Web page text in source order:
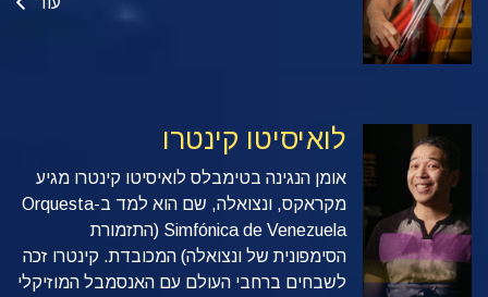
לואיסיטו קינטרו
אומן הנגינה בטימבלס לואיסיטו קינטרו מגיע
מקראקס, ונצואלה, שם הוא למד ב-Orquesta
Simfónica de Venezuela (התזמורת
הסימפונית של ונצואלה) המכובדת. קינטרו זכה
לשבחים ברחבי העולם עם האנסמבל המוזיקלי